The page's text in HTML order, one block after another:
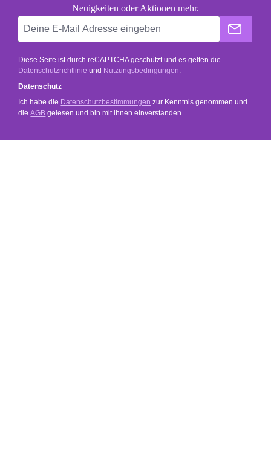
Neuigkeiten oder Aktionen mehr.
Der
Diese Seite ist durch reCAPTCHA geschützt und es gelten die
Datenschutzrichtlinie und Nutzungsbedingungen.
Datenschutz
Ich habe die Datenschutzbestimmungen zur Kenntnis genommen und
dieAGB gelesen und bin mit ihnen einverstanden.